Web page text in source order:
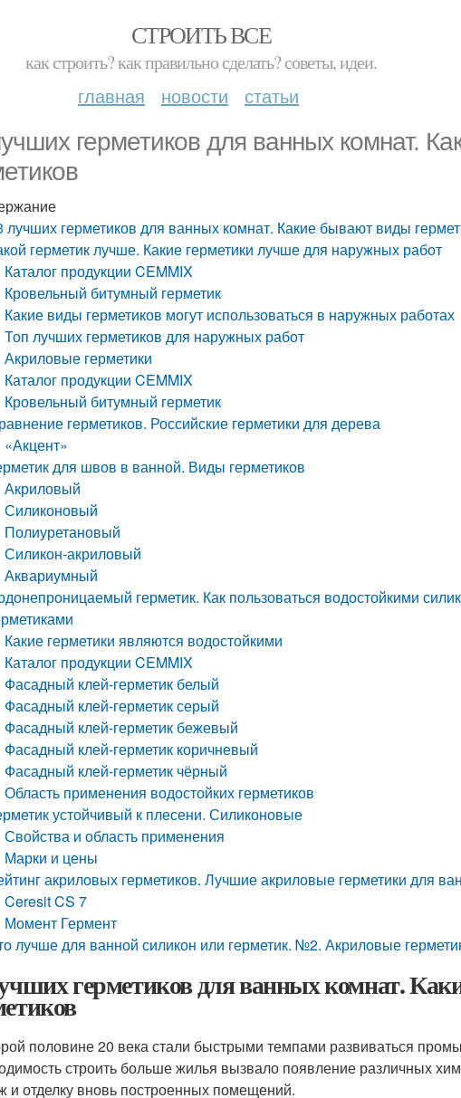
СТРОИТЬ ВСЕ
как строить? как правильно сделать? советы, идеи.
главная новости статьи
герметиков для ванных комнат.
лучших герметиков для ванных комнат. Какие бывают виды
герметик лучше. Какие герметики лучше для наружных работ
Каталог продукции CEMMIX
Кровельный битумный герметик
Какие виды герметиков могут использоваться в наружных работах
Топ лучших герметиков для наружных работ
Акриловые герметики
Каталог продукции CEMMIX
Кровельный битумный герметик
герметиков. Российские герметики для дерева
«Акцент»
для швов в ванной. Виды герметиков
Акриловый
Силиконовый
Полиуретановый
Силикон-акриловый
Аквариумный
герметик. Как пользоваться водостойкими
Какие герметики являются водостойкими
Каталог продукции CEMMIX
Фасадный клей-герметик белый
Фасадный клей-герметик серый
Фасадный клей-герметик бежевый
Фасадный клей-герметик коричневый
Фасадный клей-герметик чёрный
Область применения водостойких герметиков
устойчивый к плесени. Силиконовые
Свойства и область применения
Марки и цены
акриловых герметиков. Лучшие акриловые герметики для
Ceresit CS 7
Момент Гермент
лучше для ванной силикон или герметик. №2. Акриловые
герметиков для ванных комнат.
половине 20 века стали быстрыми темпами развиваться
строить больше жилья вызвало появление различных
и отделку вновь построенных помещений.